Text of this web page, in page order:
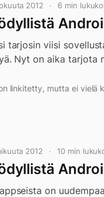
2012 6 min
tarjosin viisi
Nyt on aika tarjota
linkitetty, mutta ei vielä
2012 10 min
on